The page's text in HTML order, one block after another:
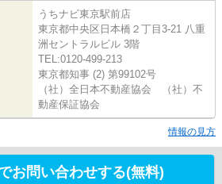
うちナビ東京駅前店
東京都中央区日本橋２丁目3-21 八重
洲セントラルビル 3階
TEL:0120-499-213
東京都知事 (2) 第99102号
（社）全日本不動産協会 （社）不
動産保証協会
情報の見方
お問い合わせする(無料)